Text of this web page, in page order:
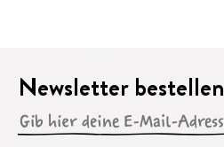
Newsletter bestellen